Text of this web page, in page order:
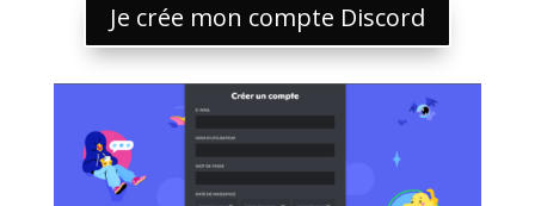
Je crée mon compte Discord